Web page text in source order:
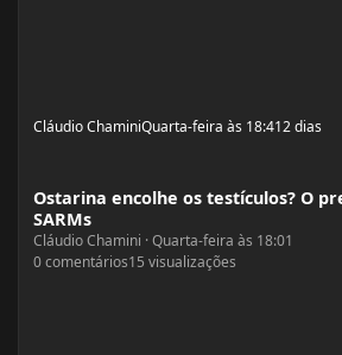
Cláudio ChaminiQuarta-feira às 18:412 dias
Ostarina encolhe os testículos? O
SARMs
Cláudio Chamini ·Quarta-feira às 18:01
0comentários15 visualizações